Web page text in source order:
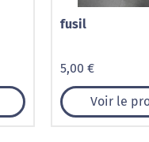
fusil
5,00 €
Voir le